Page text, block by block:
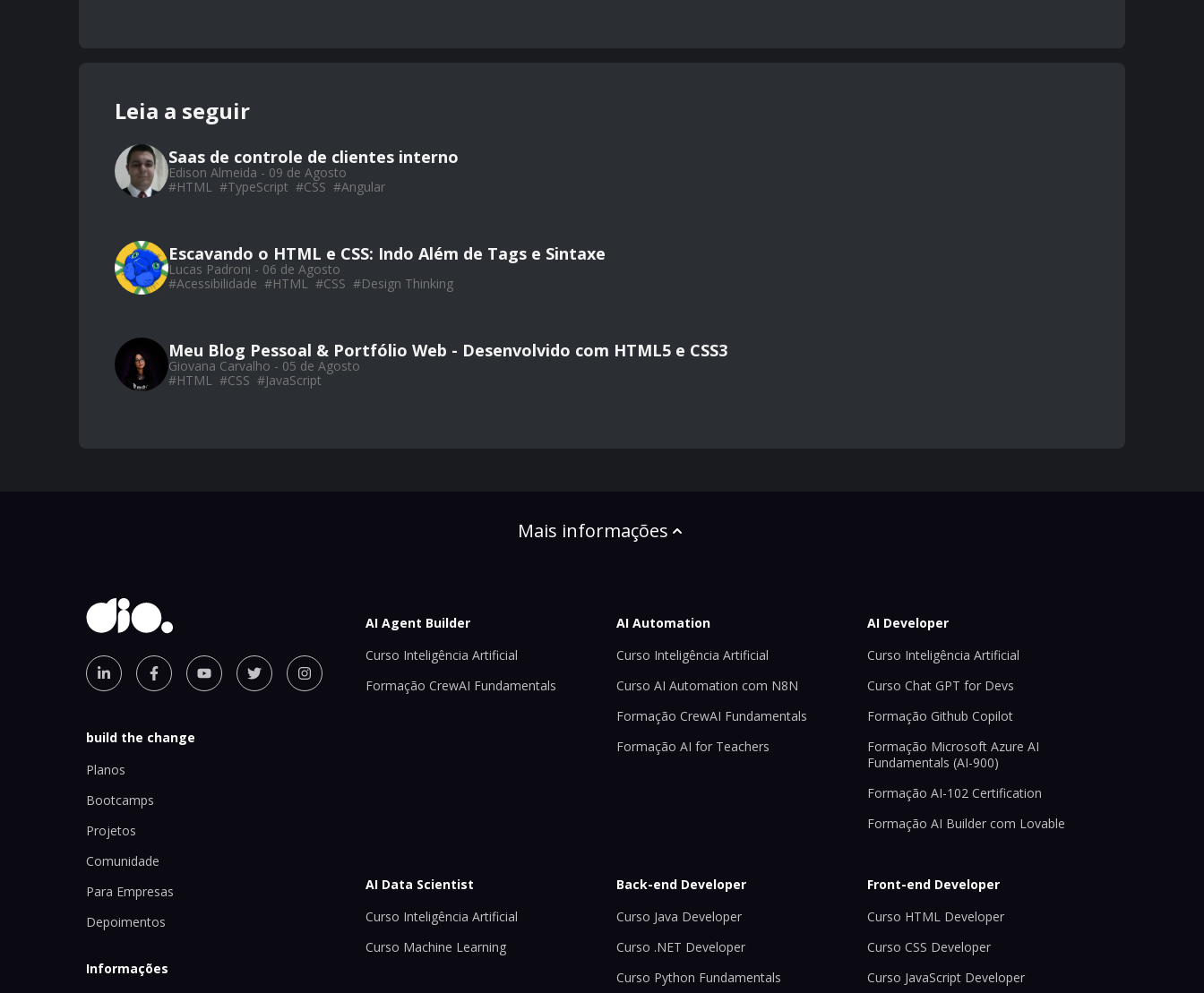
Leia a seguir
Saas de controle de clientes interno
Edison Almeida - 09 de Agosto
#HTML #TypeScript #CSS #Angular
Escavando o HTML e CSS: Indo Além de Tags e Sintaxe
Lucas Padroni - 06 de Agosto
#Acessibilidade #HTML #CSS #Design Thinking
Meu Blog Pessoal & Portfólio Web - Desenvolvido com HTML5 e CSS3
Giovana Carvalho - 05 de Agosto
#HTML #CSS #JavaScript
Mais informações
build the change
Planos
Bootcamps
Projetos
Comunidade
Para Empresas
Depoimentos
Informações
AI Agent Builder
Curso Inteligência Artificial
Formação CrewAI Fundamentals
AI Automation
Curso Inteligência Artificial
Curso AI Automation com N8N
Formação CrewAI Fundamentals
Formação AI for Teachers
AI Developer
Curso Inteligência Artificial
Curso Chat GPT for Devs
Formação Github Copilot
Formação Microsoft Azure AI
Fundamentals (AI-900)
Formação AI-102 Certification
Formação AI Builder com Lovable
AI Data Scientist
Curso Inteligência Artificial
Curso Machine Learning
Back-end Developer
Curso Java Developer
Curso .NET Developer
Curso Python Fundamentals
Front-end Developer
Curso HTML Developer
Curso CSS Developer
Curso JavaScript Developer